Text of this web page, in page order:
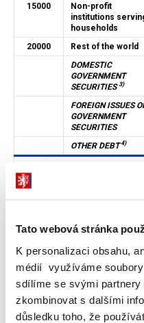
Tato webová stránka
K personalizaci obsahu,
médií využíváme
sdílíme se svými partnery
zkombinovat s dalšími
důsledku toho, že
15000
Non-profit
institutions
households
20000 Rest of the world
DOMESTIC
GOVERNMENT
SECURITIES3)
FOREIGN ISSUES
GOVERNMENT
SECURITIES
OTHER DEBT4)
March 2024
Deposit-taking
by the Ministry of
facilities, collateralized
government bonds to
management